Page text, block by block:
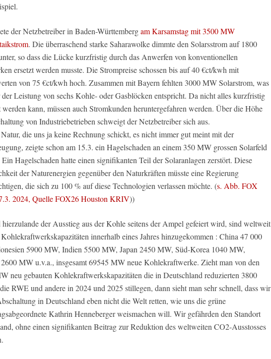
der Netzbetreiber in Baden-Württembergam Karsamstag mit 3500 MW
. Die überraschend starke Saharawolke dimmte den Solarsstrom auf 1800
so dass die Lücke kurzfristig durch das Anwerfen von konventionellen
ersetzt werden musste. Die Strompreise schossen bis auf 40 €ct/kwh mit
von 75 €ct/kwh hoch. Zusammen mit Bayern fehlten 3000 MW Solarstrom, was
Leistung von sechs Kohle- oder Gasblöcken entspricht. Da nicht alles kurzfristig
werden kann, müssen auch Stromkunden heruntergefahren werden. Über die Höhe
von Industriebetrieben schweigt der Netzbetreiber sich aus.
die uns ja keine Rechnung schickt, es nicht immer gut meint mit der
zeigte schon am 15.3. ein Hagelschaden an einem 350 MW grossen Solarfeld
Ein Hagelschaden hatte einen signifikanten Teil der Solaranlagen zerstört. Diese
der Naturenergien gegenüber den Naturkräften müsste eine Regierung
die sich zu 100 % auf diese Technologien verlassen möchte. (s. Abb. FOX
2024, Quelle FOX26 Houston KRIV))
hierzulande der Ausstieg aus der Kohle seitens der Ampel gefeiert wird, sind weltweit
innerhalb eines Jahres hinzugekommen : China 47 000
5900 MW, Indien 5500 MW, Japan 2450 MW, Süd-Korea 1040 MW,
MW u.v.a., insgesamt 69545 MW neue Kohlekraftwerke. Zieht man von den
neu gebauten Kohlekraftwerkskapazitäten die in Deutschland reduzierten 3800
RWE und andere in 2024 und 2025 stillegen, dann sieht man sehr schnell, dass wir
in Deutschland eben nicht die Welt retten, wie uns die grüne
Kathrin Henneberger weismachen will. Wir gefährden den Standort
ohne einen signifikanten Beitrag zur Reduktion des weltweiten CO2-Ausstosses